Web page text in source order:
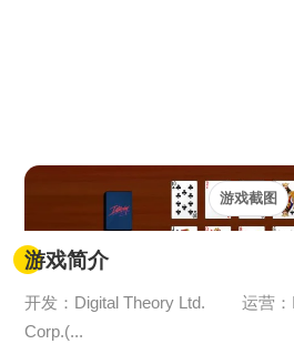
游戏截图
游戏简介
开发：Digital Theory Ltd.
运营
Corp.(...